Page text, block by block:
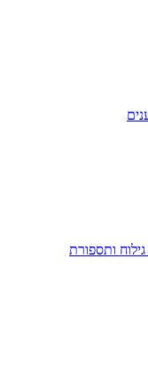
ותספורת